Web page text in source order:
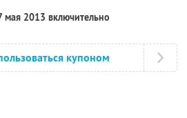
мая 2013 включительно
купоном